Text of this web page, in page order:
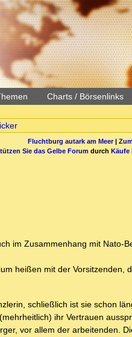
Charts / Börsenlinks
Fluchtburg autark am Meer|
Sie das Gelbe Forum durch Käufe
im Zusammenhang mit Nato-
heißen mit der Vorsitzenden,
schließlich ist sie schon
ihr Vertrauen
vor allem der arbeitenden.